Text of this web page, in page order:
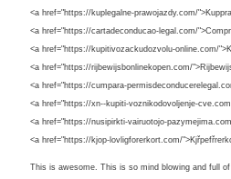
<a href="https://kuplegalne-prawojazdy.com/
<a href="https://cartadeconducao-legal.com/
<a href="https://kupitivozackudozvolu-online.com/
<a href="https://rijbewijsbonlinekopen.com/
<a href="https://cumpara-
<a href="https://xn--kupiti-voznikodovoljenje-
<a href="https://nusipirkti-vairuotojo-
<a href="https://kjop-lovligforerkort.com/
This is awesome. This is so mind blowing and full